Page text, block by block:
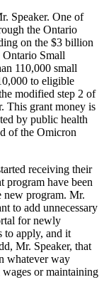
Speaker. One of
the Ontario
on the $3 billion
Ontario Small
110,000 small
to eligible
modified step 2 of
This grant money is
by public health
of the Omicron
receiving their
program have been
new program. Mr.
to add unnecessary
for newly
to apply, and it
Mr. Speaker, that
whatever way
wages or maintaining